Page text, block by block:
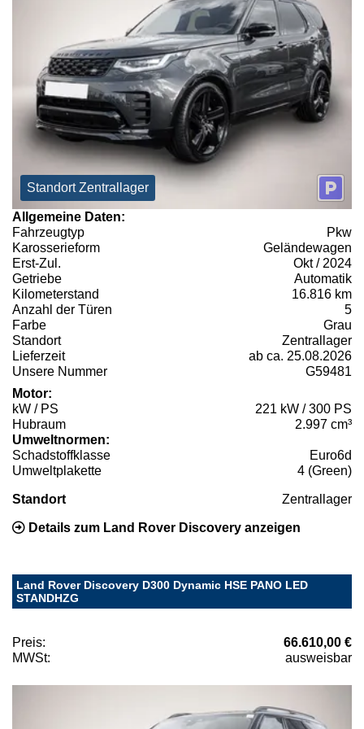
Standort Zentrallager
Allgemeine Daten:
Fahrzeugtyp
Pkw
Karosserieform
Geländewagen
Erst-Zul.
Okt / 2024
Getriebe
Automatik
Kilometerstand
16.816 km
Anzahl der Türen
5
Farbe
Grau
Standort
Zentrallager
Lieferzeit
ab ca. 25.08.2026
Unsere Nummer
G59481
Motor:
kW / PS
221 kW / 300 PS
Hubraum
2.997 cm³
Umweltnormen:
Schadstoffklasse
Euro6d
Umweltplakette
4 (Green)
Standort Zentrallager
Details zum Land Rover Discovery anzeigen
Land Rover Discovery D300 Dynamic HSE PANO LED
STANDHZG
Preis:
66.610,00 €
MWSt:
ausweisbar